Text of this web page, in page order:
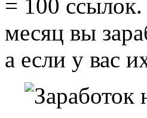
= 100
месяц вы
а если у вас